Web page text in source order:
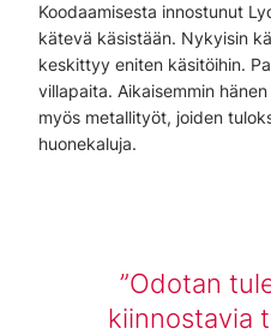
Koodaamisesta innostunut
kätevä käsistään. Nykyisin
keskittyy eniten käsitöihin.
villapaita. Aikaisemmin
myös metallityöt, joiden
huonekaluja.
Odotan
kiinnostavia